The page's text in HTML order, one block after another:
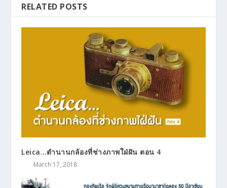
RELATED POSTS
Leica…ตำนานกล้องที่ช่างภาพใฝ่ฝัน ตอน 4
March 17, 2018